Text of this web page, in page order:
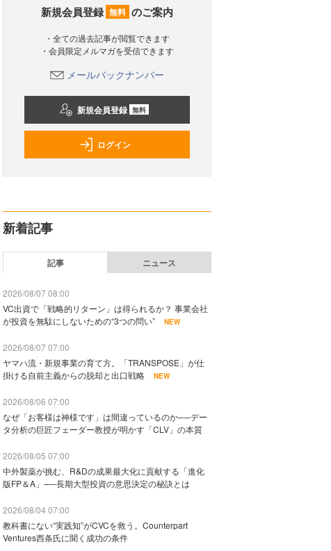
新規会員登録 無料 のご案内
・全ての過去記事が閲覧できます
・会員限定メルマガを受信できます
メールバックナンバー
新規会員登録 無料
ログイン
新着記事
記事 ニュース
2026/08/07 08:00
VC出資で「戦略的リターン」は得られるか？ 事業会社
が投資を無駄にしないための“3つの問い”
NEW
2026/08/07 07:00
ヤマハ流・新規事業の育て方。「TRANSPOSE」が仕
掛ける自前主義からの脱却と出口戦略
NEW
2026/08/06 07:00
なぜ「お客様は神様です」は間違っているのか──デー
タ分析の巨匠フェーダー教授が明かす「CLV」の本質
2026/08/05 07:00
中外製薬が挑む、R&Dの成果最大化に貢献する「進化
版FP＆A」──長期大型投資の意思決定の秘訣とは
2026/08/04 07:00
教科書にない“実践知”がCVCを救う。Counterpart
Ventures西条氏に聞く成功の条件